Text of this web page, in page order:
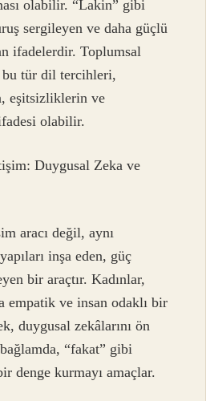
olabilir. “Lakin” gibi
sergileyen ve daha güçlü
ifadelerdir. Toplumsal
bu tür dil tercihleri,
eşitsizliklerin ve
olabilir.
Duygusal Zeka ve
aracı değil, aynı
inşa eden, güç
bir araçtır. Kadınlar,
empatik ve insan odaklı bir
duygusal zekâlarını ön
“fakat” gibi
denge kurmayı amaçlar.